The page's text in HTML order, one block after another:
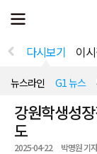
전
체
뉴
열
다시보기 이
뉴스라인 G1 뉴스
강원학생성
도
2025-04-22 박명원 기